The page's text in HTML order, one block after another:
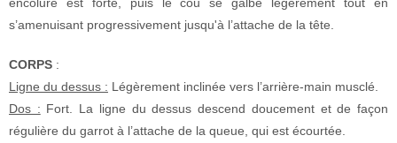
s’amenuisant progressivement jusqu'à l’attache de la tête.
CORPS :
Ligne du dessus : Légèrement inclinée vers l’arrière-main musclé.
Dos : Fort. La ligne du dessus descend doucement et de façon
régulière du garrot à l’attache de la queue, qui est écourtée.